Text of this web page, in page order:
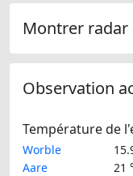
Montrer radar
Observation
Température de
Worble
Aare
21